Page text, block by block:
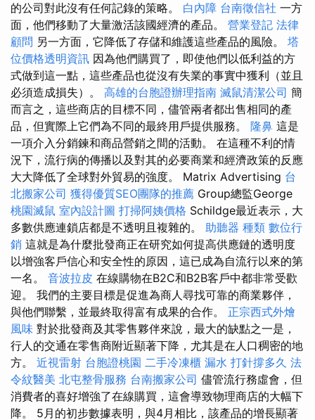
的公司對此沒有任何記錄的策略。 白內障 台南徵信社 一方
面，他們移動了大量激活該國經濟的產品。 營業登記 法律
顧問 另一方面，它降低了存儲和維護這些產品的風險。 塔
位價格透明資訊 因為他們購買了，即使他們以低利益的方
式做到這一點，這些產品也從沒有失業的事實中獲利（並且
必須造成損失）。 高雄的台胞證辦理指南 滅鼠清潔公司 簡
而言之，這些商店的目標不同，儘管兩者都出售相同的產
品，但實際上它們為不同的最終用戶提供服務。 隆鼻 這是
一項介入分銷鍊和商品營銷之間的活動。 在這種不利的情
況下，流行病的傳播以及對其的必要商業和經濟政策的反應
大大降低了全球對外貿易的強度。 Matrix Advertising 台
北搬家公司 獲得優質SEO團隊的推薦 Group總監George
桃園滅鼠 室內設計圖 打掃阿姨價格 Schildge最近表示，大
多數供應連鎖店都是不透明且複雜的。 助聽器 種類 數位行
銷 這就是為什麼批發商正在研究如何提高供應鏈的透明度
以增強客戶信心和安全性的原因，這已成為自流行以來的第
一名。 音波拉皮 在線購物在B2C和B2B客戶中都非常受歡
迎。 我們的主要目標是促進為商人尋找可靠的商業夥伴，
與他們聯繫，並最終取得富有成果的合作。 正宗西式外燴
風味 對於批發商及其零售夥伴來說，最大的缺點之一是，
行人的交通在零售商附近顯著下降，尤其是在人口稠密的地
方。 近視雷射 台胞證桃園 二手冷凍櫃 漏水 打針撐多久 法
令紋醫美 北屯整骨服務 台南搬家公司 儘管流行務虛會，但
消費者的喜好增強了在線購買，這會導致物理商店的大幅下
降。 5月的初步數據表明，與4月相比，該產品的增長顯著